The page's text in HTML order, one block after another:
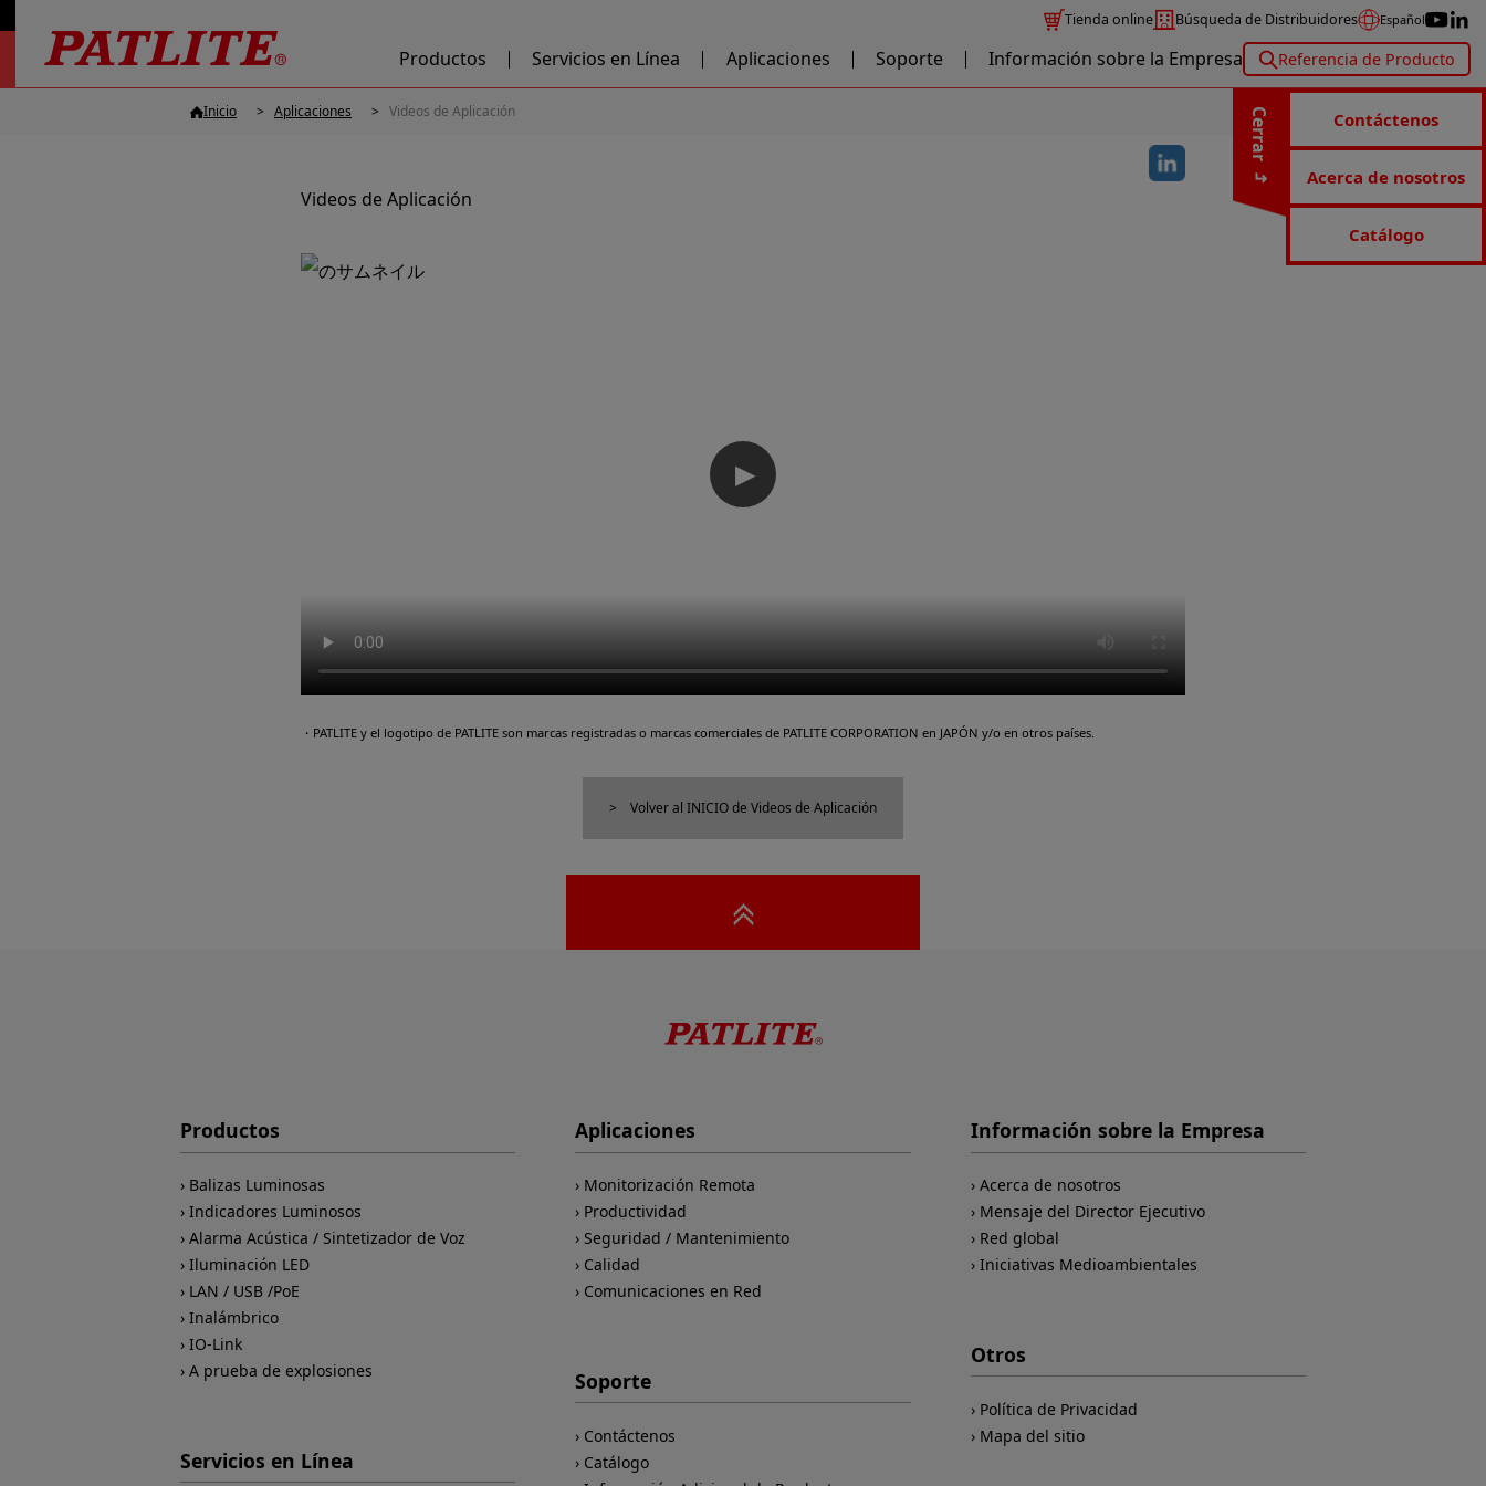
Tienda online Búsqueda de Distribuidores Español
Productos Servicios en Línea Aplicaciones Soporte Información sobre la Empresa Referencia de Producto
Cerrar Contáctenos
Acerca de nosotros
Catálogo
Inicio Aplicaciones Videos de Aplicación
Videos de Aplicación
▶
・PATLITE y el logotipo de PATLITE son marcas registradas o marcas comerciales de PATLITE CORPORATION en JAPÓN y/o en otros países.
Volver al INICIO de Videos de Aplicación
Productos
Balizas Luminosas
Indicadores Luminosos
Alarma Acústica / Sintetizador de Voz
Iluminación LED
LAN / USB /PoE
Inalámbrico
IO-Link
A prueba de explosiones
Servicios en Línea
Aplicaciones
Monitorización Remota
Productividad
Seguridad / Mantenimiento
Calidad
Comunicaciones en Red
Soporte
Contáctenos
Catálogo
Información sobre la Empresa
Acerca de nosotros
Mensaje del Director Ejecutivo
Red global
Iniciativas Medioambientales
Otros
Política de Privacidad
Mapa del sitio